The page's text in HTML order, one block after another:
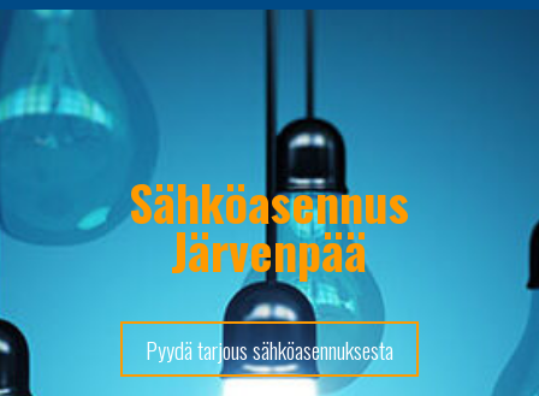
Sähköasennus
Järvenpää
Pyydä tarjous sähköasennuksesta